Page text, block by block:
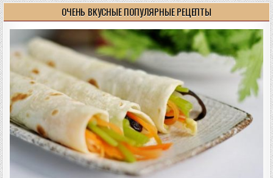
ОЧЕНЬ ВКУСНЫЕ ПОПУЛЯРНЫЕ РЕЦЕПТЫ